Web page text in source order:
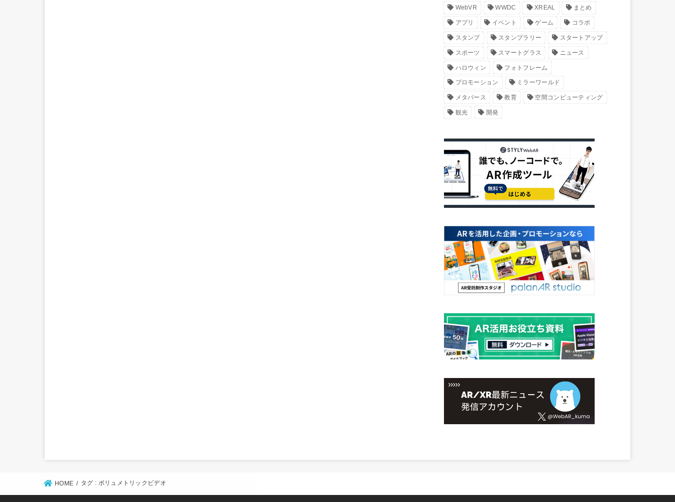
WebVR WWDC XREAL まとめ
アプリ イベント ゲーム コラボ
スタンプ スタンプラリー スタートアップ
スポーツ スマートグラス ニュース
ハロウィン フォトフレーム
プロモーション ミラーワールド
メタバース 教育 空間コンピューティング
観光 開発
HOME タグ : ボリュメトリックビデオ